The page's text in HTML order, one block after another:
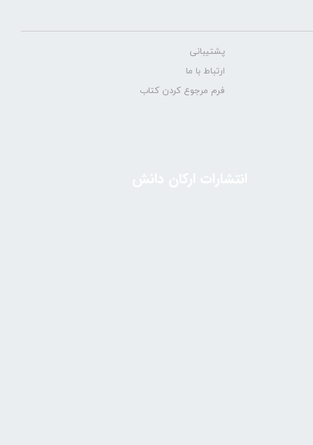
پشتیبانی
ارتباط با ما
فرم مرجوع کردن کتاب